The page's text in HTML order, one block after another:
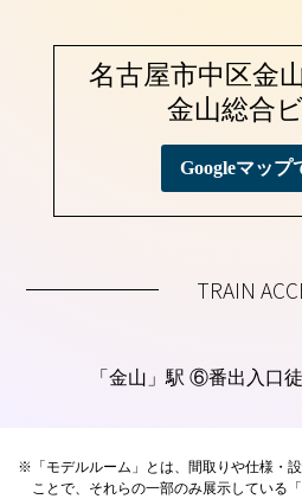
名古屋市中区金
金山総合
Googleマップ
TRAIN
「金山」駅 ⑥番出入口徒
※ 「モデルルーム」とは、間取りや仕様・
ことで、それらの⼀部のみ展⽰している